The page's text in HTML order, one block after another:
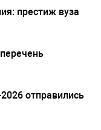
престиж вуза
отправились